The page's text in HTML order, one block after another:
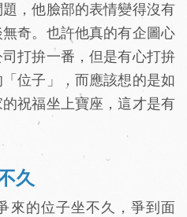
，他臉部的表情變得沒有
奇。也許他真的有企圖心
打拚一番，但是有心打拚
位子」，而應該想的是如
祝福坐上寶座，這才是有
久
來的位子坐不久，爭到面